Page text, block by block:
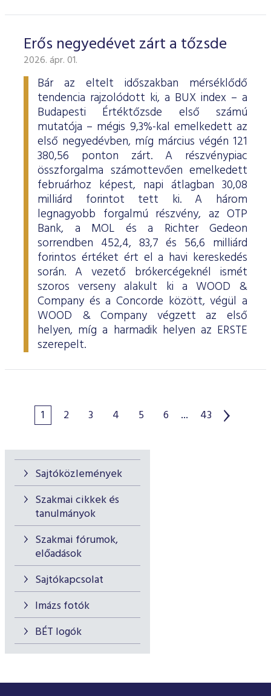
Sajtóközlemények
Szakmai cikkek és
tanulmányok
Szakmai fórumok,
előadások
Sajtókapcsolat
Imázs fotók
BÉT logók
Erős negyedévet zárt a tőzsde
2026. ápr. 01.
Bár az eltelt időszakban mérséklődő
tendencia rajzolódott ki, a BUX index – a
Budapesti Értéktőzsde első számú
mutatója – mégis 9,3%-kal emelkedett az
első negyedévben, míg március végén 121
380,56 ponton zárt. A részvénypiac
összforgalma számottevően emelkedett
februárhoz képest, napi átlagban 30,08
milliárd forintot tett ki. A három
legnagyobb forgalmú részvény, az OTP
Bank, a MOL és a Richter Gedeon
sorrendben 452,4, 83,7 és 56,6 milliárd
forintos értéket ért el a havi kereskedés
során. A vezető brókercégeknél ismét
szoros verseny alakult ki a WOOD &
Company és a Concorde között, végül a
WOOD & Company végzett az első
helyen, míg a harmadik helyen az ERSTE
szerepelt.
1 2 3 4 5 6 ... 43